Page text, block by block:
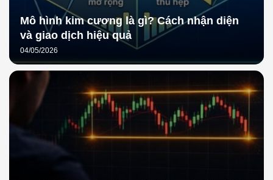
Mô hình kim cương là gì? Cách nhận diện
và giao dịch hiệu quả
04/05/2026